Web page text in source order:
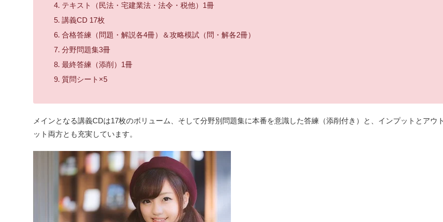
テキスト（民法・宅建業法・法令・税他）1冊
講義CD 17枚
合格答練（問題・解説各4冊）＆攻略模試（問・解各2冊）
分野問題集3冊
最終答練（添削）1冊
質問シート×5
メインとなる講義CDは17枚のボリューム、そして分野別問題集に本番を意識した答練（添削付き）と、インプットとアウ
ット両方とも充実しています。